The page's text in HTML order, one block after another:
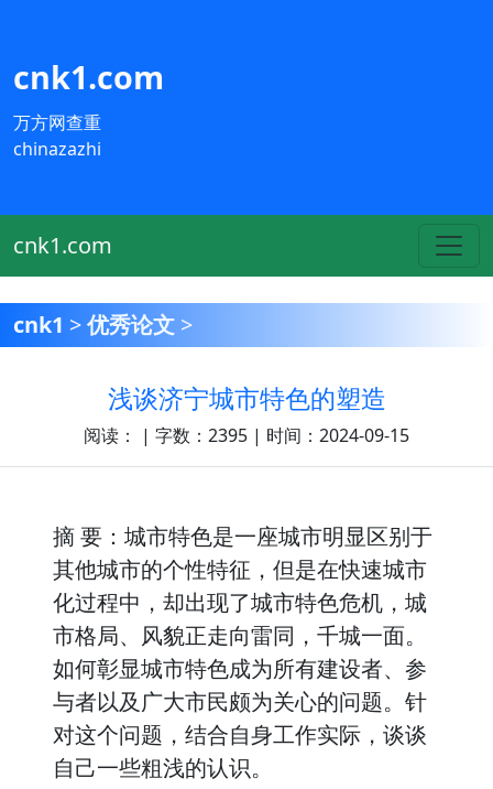
cnk1.com
万方网查重
chinazazhi
cnk1.com
cnk1 >优秀论文 >
浅谈济宁城市特色的塑造
阅读： | 字数：2395 | 时间：2024-09-15
摘 要：城市特色是一座城市明显区别于
其他城市的个性特征，但是在快速城市
化过程中，却出现了城市特色危机，城
市格局、风貌正走向雷同，千城一面。
如何彰显城市特色成为所有建设者、参
与者以及广大市民颇为关心的问题。针
对这个问题，结合自身工作实际，谈谈
自己一些粗浅的认识。